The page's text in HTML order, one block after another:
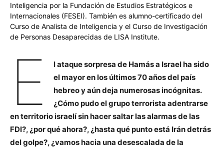
Inteligencia por la Fundación de Estudios Estratégicos e
Internacionales (FESEI). También es alumno-certificado del
Curso de Analista de Inteligencia y el Curso de Investigación
de Personas Desaparecidas de LISA Institute.
E
l ataque sorpresa de Hamás a Israel ha sido
el mayor en los últimos 70 años del país
hebreo y aún deja numerosas incógnitas.
¿Cómo pudo el grupo terrorista adentrarse
en territorio israelí sin hacer saltar las alarmas de las
FDI?, ¿por qué ahora?, ¿hasta qué punto está Irán detrás
del golpe?, ¿vamos hacia una desescalada de la